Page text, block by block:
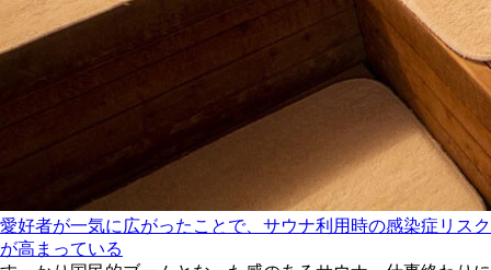
愛好者が一気に広がったことで、サウナ利用時の感染症リスク
が高まっている